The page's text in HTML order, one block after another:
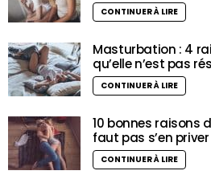
CONTINUER À LIRE
Masturbation : 4
qu’elle n’est pas
CONTINUER À LIRE
10 bonnes raisons
faut pas s’en
CONTINUER À LIRE